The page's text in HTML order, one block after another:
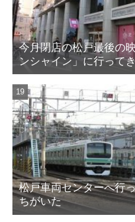
今月閉店の松戸最後の
ンシャイン」に行って
松戸車両センターへ行
ちがいた